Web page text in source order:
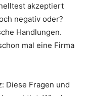
akzeptiert
negativ oder?
Handlungen.
mal eine Firma
Diese Fragen und